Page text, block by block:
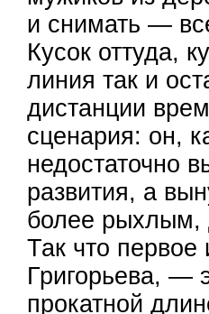
и снимать —
Кусок оттуда,
линия так и
дистанции
сценария: он,
недостаточно
развития, а
более рыхлым,
Так что первое
Григорьева, —
прокатной